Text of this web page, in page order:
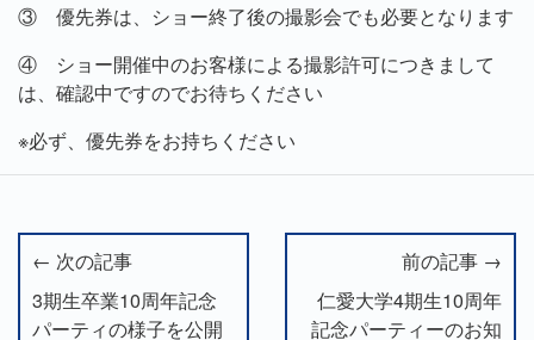
③ 優先券は、ショー終了後の撮影会でも必要となります
④ ショー開催中のお客様による撮影許可につきまして
は、確認中ですのでお待ちください
※必ず、優先券をお持ちください
← 次の記事
3期生卒業10周年記念
パーティの様子を公開
前の記事 →
仁愛大学4期生10周年
記念パーティーのお知